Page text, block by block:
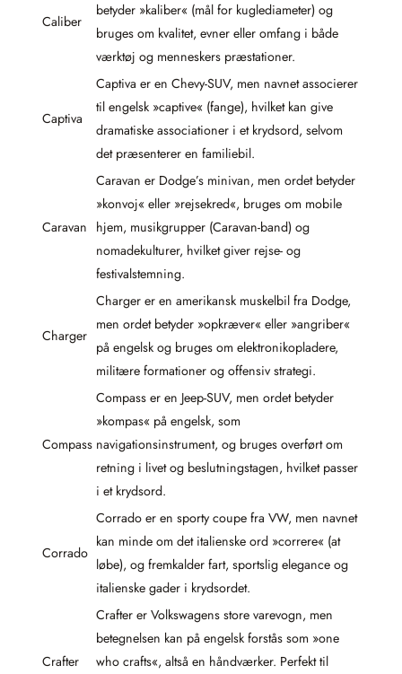
Caliber
betyder »kaliber« (mål for kuglediameter) og
bruges om kvalitet, evner eller omfang i både
værktøj og menneskers præstationer.
Captiva
Captiva er en Chevy-SUV, men navnet associerer
til engelsk »captive« (fange), hvilket kan give
dramatiske associationer i et krydsord, selvom
det præsenterer en familiebil.
Caravan
Caravan er Dodge’s minivan, men ordet betyder
»konvoj« eller »rejsekred«, bruges om mobile
hjem, musikgrupper (Caravan-band) og
nomadekulturer, hvilket giver rejse- og
festivalstemning.
Charger
Charger er en amerikansk muskelbil fra Dodge,
men ordet betyder »opkræver« eller »angriber«
på engelsk og bruges om elektronikopladere,
militære formationer og offensiv strate­gi.
Compass
Compass er en Jeep-SUV, men ordet betyder
»kompas« på engelsk, som
navigationsinstrument, og bruges overført om
retning i livet og beslutningstagen, hvilket passer
i et krydsord.
Corrado
Corrado er en sporty coupe fra VW, men navnet
kan minde om det italienske ord »correre« (at
løbe), og fremkalder fart, sportslig elegance og
italienske gader i krydsordet.
Crafter
Crafter er Volkswagens store varevogn, men
betegnelsen kan på engelsk forstås som »one
who crafts«, altså en håndværker. Perfekt til